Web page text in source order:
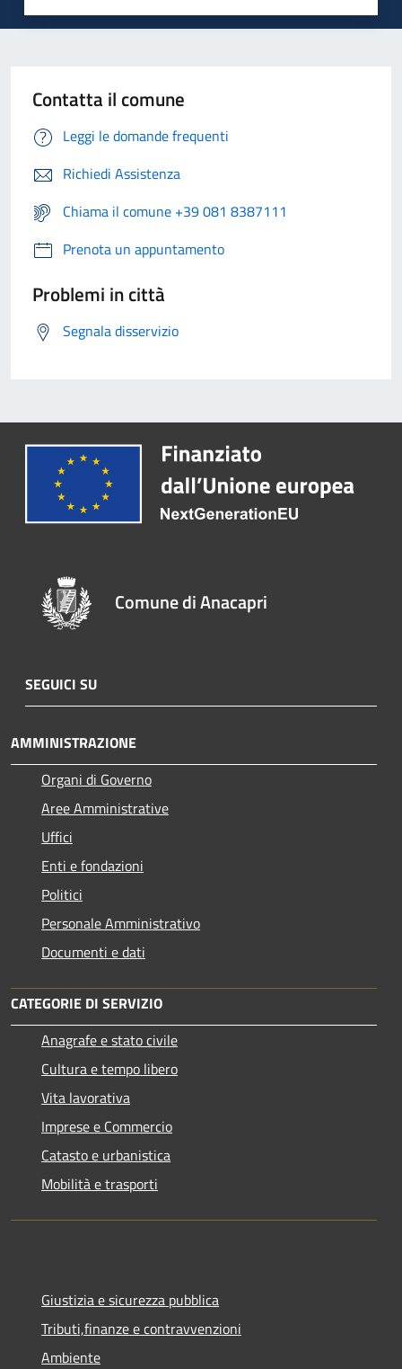
Contatta il comune
Leggi le domande frequenti
Richiedi Assistenza
Chiama il comune +39 081 8387111
Prenota un appuntamento
Problemi in città
Segnala disservizio
Comune di Anacapri
SEGUICI SU
AMMINISTRAZIONE
Organi di Governo
Aree Amministrative
Uffici
Enti e fondazioni
Politici
Personale Amministrativo
Documenti e dati
CATEGORIE DI SERVIZIO
Anagrafe e stato civile
Cultura e tempo libero
Vita lavorativa
Imprese e Commercio
Catasto e urbanistica
Mobilità e trasporti
Giustizia e sicurezza pubblica
Tributi,finanze e contravvenzioni
Ambiente